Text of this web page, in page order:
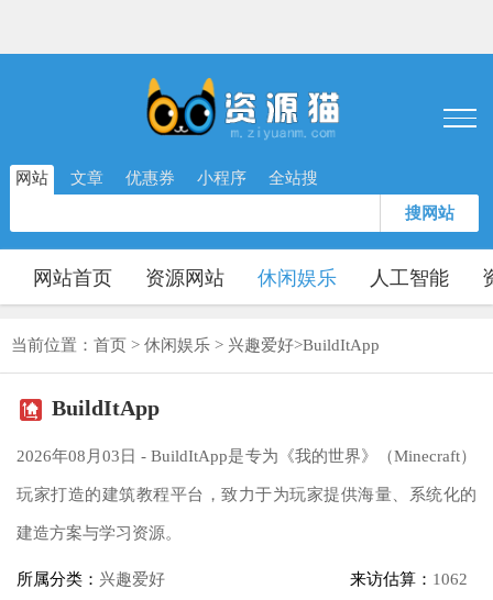
网站 文章 优惠券 小程序 全站搜
搜网站
网站首页 资源网站 休闲娱乐 人工智能
当前位置： 首页 > 休闲娱乐 > 兴趣爱好>BuildItApp
BuildItApp
2026年08月03日 - BuildItApp是专为《我的世界》（Minecraft）
玩家打造的建筑教程平台，致力于为玩家提供海量、系统化的
建造方案与学习资源。
所属分类： 兴趣爱好 来访估算： 1062